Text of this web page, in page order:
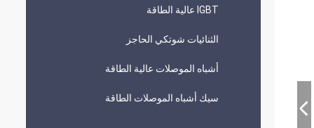
IGBT عالية الطاقة
الثنائيات شوتكي الحاجز
أشباه الموصلات عالية الطاقة
سيك أشباه الموصلات الطاقة